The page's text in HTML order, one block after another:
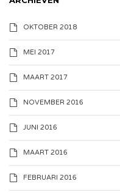
OKTOBER 2018
MEI 2017
MAART 2017
NOVEMBER 2016
JUNI 2016
MAART 2016
FEBRUARI 2016